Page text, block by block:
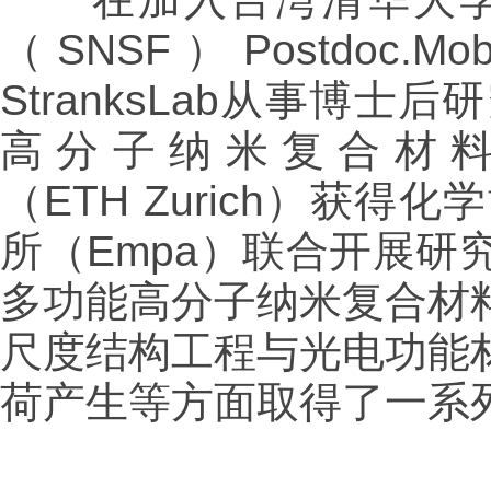
（SNSF）
StranksLab从事博士后
高分子纳米复合材
（ETH Zurich）获得化
所（Empa）联合开展研
多功能高分子纳米复合
尺度结构工程与光电功
荷产生等方面取得了一系